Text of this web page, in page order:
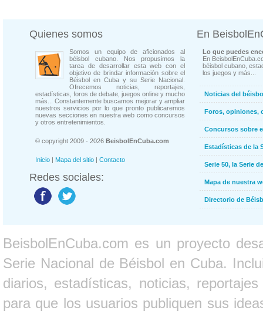
Quienes somos
Somos un equipo de aficionados al
béisbol cubano. Nos propusimos la
tarea de desarrollar esta web con el
objetivo de brindar información sobre el
Béisbol en Cuba y su Serie Nacional.
Ofrecemos noticias, reportajes,
estadísticas, foros de debate, juegos online y mucho
más... Constantemente buscamos mejorar y ampliar
nuestros servicios por lo que pronto publicaremos
nuevas secciones en nuestra web como concursos
y otros entretenimientos.
© copyright 2009 - 2026 BeisbolEnCuba.com
Inicio | Mapa del sitio | Contacto
Redes sociales:
En
Lo que puedes
En
béisbol cubano,
los juegos y más...
Noticias del
Foros, opiniones,
Concursos sobre
Estadísticas de la
Serie 50, la Serie
Mapa de nuestra
Directorio de
BeisbolEnCuba.com es un proyecto
Serie Nacional de Béisbol en Cuba.
diarios, estadísticas, noticias,
para que los usuarios publiquen sus